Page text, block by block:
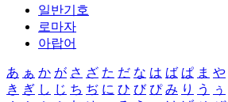
일반기호
로마자
아랍어
あ ぁ か が さ ざ た だ な は ば ぱ ま や
き ぎ し じ ち ぢ に ひ び ぴ み り う ぅ